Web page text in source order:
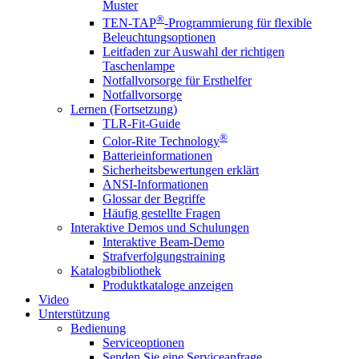
Muster
TEN-TAP®-Programmierung für flexible
Beleuchtungsoptionen
Leitfaden zur Auswahl der richtigen
Taschenlampe
Notfallvorsorge für Ersthelfer
Notfallvorsorge
Lernen (Fortsetzung)
TLR-Fit-Guide
Color-Rite Technology®
Batterieinformationen
Sicherheitsbewertungen erklärt
ANSI-Informationen
Glossar der Begriffe
Häufig gestellte Fragen
Interaktive Demos und Schulungen
Interaktive Beam-Demo
Strafverfolgungstraining
Katalogbibliothek
Produktkataloge anzeigen
Video
Unterstützung
Bedienung
Serviceoptionen